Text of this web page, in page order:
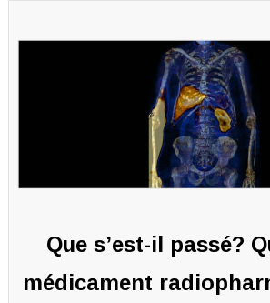
Que s’est-il passé?
médicament